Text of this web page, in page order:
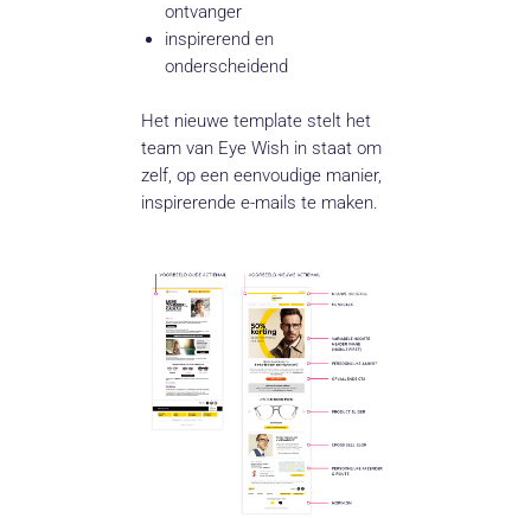
ontvanger
inspirerend en
onderscheidend
Het nieuwe template stelt het
team van Eye Wish in staat om
zelf, op een eenvoudige manier,
inspirerende e-mails te maken.